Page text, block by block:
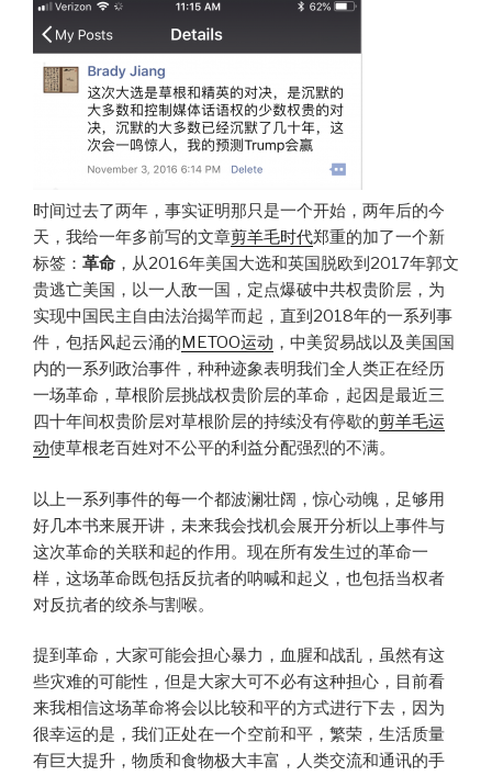
时间过去了两年，事实证明那只是一个开始，两年后的今
天，我给一年多前写的文章剪羊毛时代郑重的加了一个新
标签： 革命 ，从2016年美国大选和英国脱欧到2017年郭文
贵逃亡美国，以一人敌一国，定点爆破中共权贵阶层，为
实现中国民主自由法治揭竿而起，直到2018年的一系列事
件，包括风起云涌的METOO运动 ，中美贸易战以及美国国
内的一系列政治事件，种种迹象表明我们全人类正在经历
一场革命，草根阶层挑战权贵阶层的革命，起因是最近三
四十年间权贵阶层对草根阶层的持续没有停歇的剪羊毛运
动使草根老百姓对不公平的利益分配强烈的不满。
以上一系列事件的每一个都波澜壮阔，惊心动魄，足够用
好几本书来展开讲，未来我会找机会展开分析以上事件与
这次革命的关联和起的作用。现在所有发生过的革命一
样，这场革命既包括反抗者的呐喊和起义，也包括当权者
对反抗者的绞杀与割喉。
提到革命，大家可能会担心暴力，血腥和战乱，虽然有这
些灾难的可能性，但是大家大可不必有这种担心，目前看
来我相信这场革命将会以比较和平的方式进行下去，因为
很幸运的是，我们正处在一个空前和平，繁荣，生活质量
有巨大提升，物质和食物极大丰富，人类交流和通讯的手